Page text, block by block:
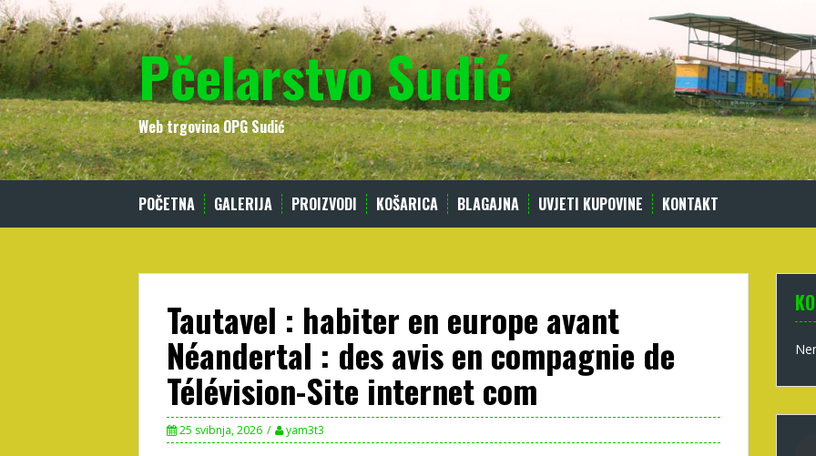
Skip
to
content
Pčelarstvo Sudić
Web trgovina OPG Sudić
POČETNA GALERIJA PROIZVODI KOŠARICA BLAGAJNA UVJETI KUPOVINE KONTAKT
Tautavel : habiter en europe avant
Néandertal : des avis en compagnie de
Télévision-Site internet com
25 svibnja, 2026 yam3t3